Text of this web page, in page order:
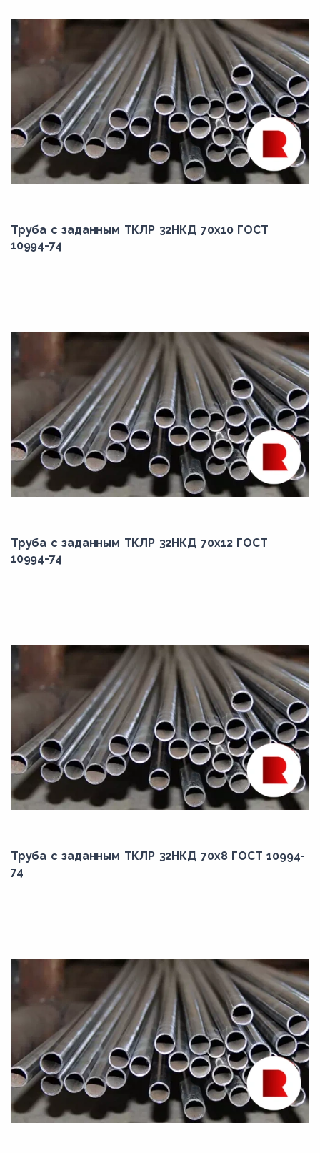
Труба с заданным ТКЛР 32НКД 70x10 ГОСТ
10994-74
Труба с заданным ТКЛР 32НКД 70x12 ГОСТ
10994-74
Труба с заданным ТКЛР 32НКД 70x8 ГОСТ 10994-
74